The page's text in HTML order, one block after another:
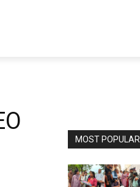
ગયો છે
MOST POPULAR